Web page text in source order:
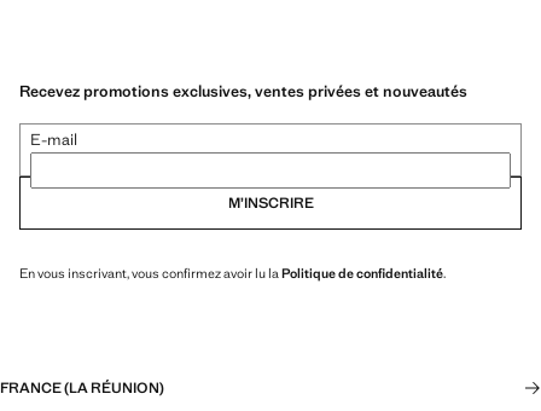
Recevez promotions exclusives, ventes privées et nouveautés
E-mail
M’INSCRIRE
En vous inscrivant, vous confirmez avoir lu la Politique de confidentialité.
FRANCE (LA RÉUNION)